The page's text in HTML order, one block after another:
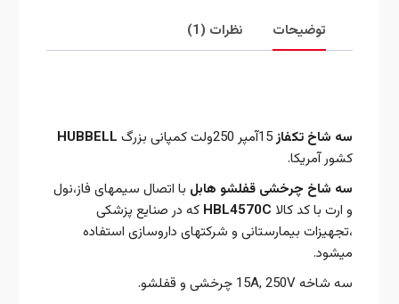
توضیحات نظرات (1)
سه شاخ تکفاز15آمپر 250ولت کمپانی بزرگ
HUBBELL
کشور آمریکا.
سه شاخ چرخشی قفلشو هابل با اتصال سیمهای فاز،نول
و ارت با کد کالا HBL4570C که در صنایع پزشکی
،تجهیزات بیمارستانی و شرکتهای داروسازی استفاده
میشود.
سه شاخه 15A, 250V چرخشی و قفلشو.